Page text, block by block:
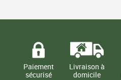
Paiement
sécurisé
Livraison à
domicile